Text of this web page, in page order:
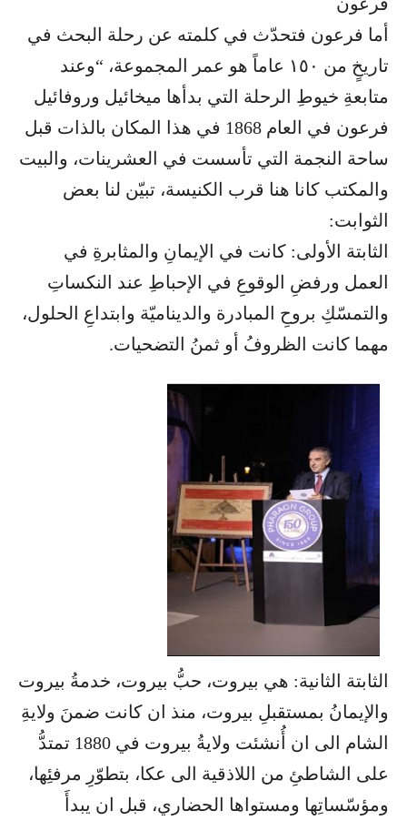
أما فرعون فتحدّث في كلمته عن رحلة البحث في
تاريخٍ من ١٥٠ عاماً هو عمر المجموعة، “وعند
متابعةِ خيوطِ الرحلة التي بدأها ميخائيل وروفائيل
فرعون في العام 1868 في هذا المكان بالذات قبل
ساحة النجمة التي تأسست في العشرينات، والبيت
والمكتب كانا هنا قرب الكنيسة، تبيّن لنا بعض
الثوابت:
الثابتة الأولى: كانت في الإيمانِ والمثابرةِ في
العمل ورفضِ الوقوعِ في الإحباطِ عند النكساتِ
والتمسّكِ بروحِ المبادرة والديناميّة وابتداعِ الحلول،
مهما كانت الظروفُ أو ثمنُ التضحيات.
الثابتة الثانية: هي بيروت، حبُّ بيروت، خدمةُ بيروت
والإيمانُ بمستقبلِ بيروت، منذ ان كانت ضمنَ ولايةِ
الشام الى ان أُنشئت ولايةُ بيروت في 1880 تمتدُّ
على الشاطئِ من اللاذقية الى عكا، بتطوّرِ مرفئِها،
ومؤسّساتِها ومستواها الحضاري، قبل ان يبدأَ